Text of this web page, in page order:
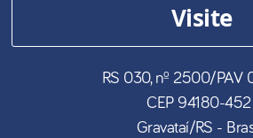
Visite
RS 030, nº 2500/PAV
CEP 94180-452
Gravataí/RS -